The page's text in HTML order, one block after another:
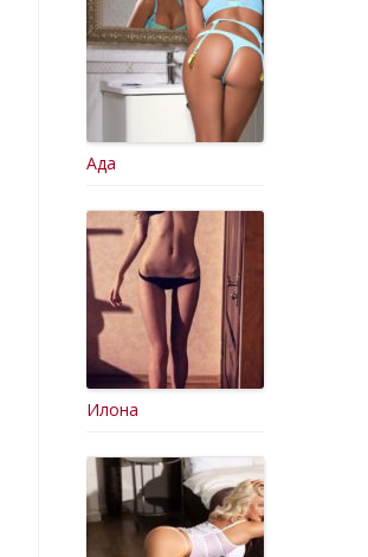
Ада
Илона